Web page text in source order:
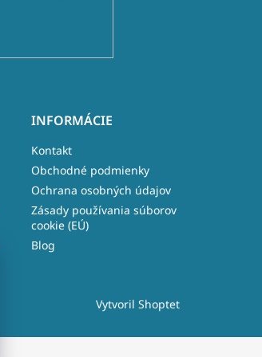
INFORMÁCIE
Kontakt
Obchodné podmienky
Ochrana osobných údajov
Zásady používania súborov
cookie (EÚ)
Blog
Vytvoril Shoptet